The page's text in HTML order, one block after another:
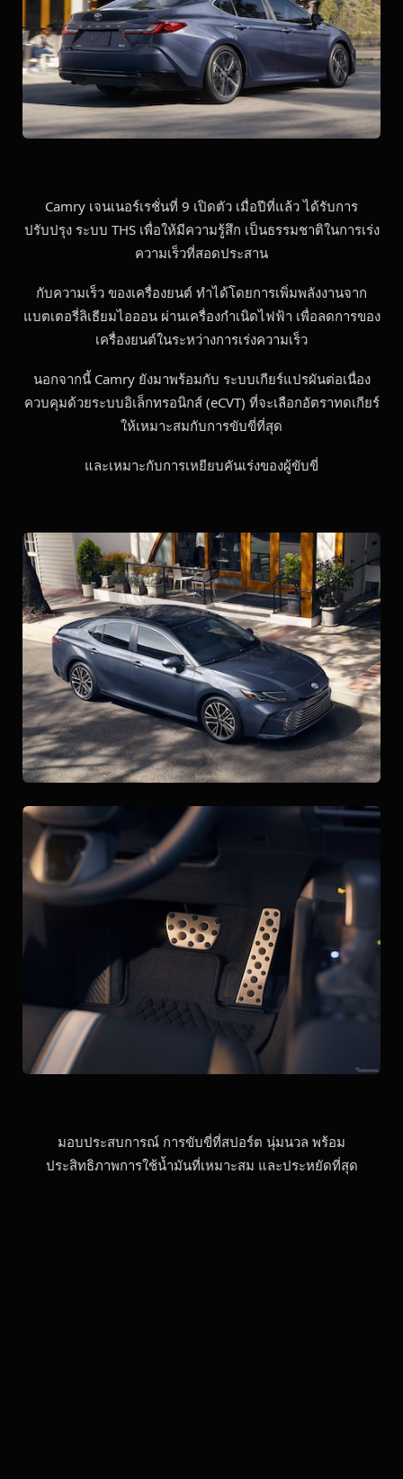
Camry เจนเนอร์เรชั่นที่ 9 เปิดตัว เมื่อปีที่แล้ว ได้รับการ
ปรับปรุง ระบบ THS เพื่อให้มีความรู้สึก เป็นธรรมชาติในการเร่ง
ความเร็วที่สอดประสาน
กับความเร็ว ของเครื่องยนต์ ทำได้โดยการเพิ่มพลังงานจาก
แบตเตอรี่ลิเธียมไอออน ผ่านเครื่องกำเนิดไฟฟ้า เพื่อลดการของ
เครื่องยนต์ในระหว่างการเร่งความเร็ว
นอกจากนี้ Camry ยังมาพร้อมกับ ระบบเกียร์แปรผันต่อเนื่อง
ควบคุมด้วยระบบอิเล็กทรอนิกส์ (eCVT) ที่จะเลือกอัตราทดเกียร์
ให้เหมาะสมกับการขับขี่ที่สุด
และเหมาะกับการเหยียบคันเร่งของผู้ขับขี่
มอบประสบการณ์ การขับขี่ที่สปอร์ต นุ่มนวล พร้อม
ประสิทธิภาพการใช้น้ำมันที่เหมาะสม และประหยัดที่สุด